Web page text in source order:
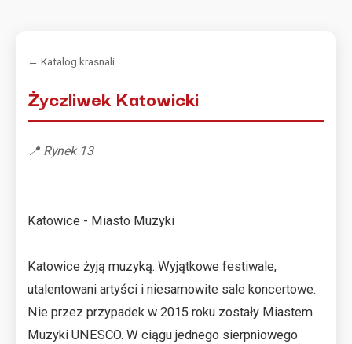
← Katalog krasnali
Życzliwek Katowicki
📍 Rynek 13
Katowice - Miasto Muzyki
Katowice żyją muzyką. Wyjątkowe festiwale,
utalentowani artyści i niesamowite sale koncertowe.
Nie przez przypadek w 2015 roku zostały Miastem
Muzyki UNESCO. W ciągu jednego sierpniowego